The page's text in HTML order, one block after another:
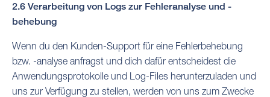
2.6 Verarbeitung von Logs zur Fehleranalyse und -
behebung
Wenn du den Kunden-Support für eine Fehlerbehebung
bzw. -analyse anfragst und dich dafür entscheidest die
Anwendungsprotokolle und Log-Files herunterzuladen und
uns zur Verfügung zu stellen, werden von uns zum Zwecke